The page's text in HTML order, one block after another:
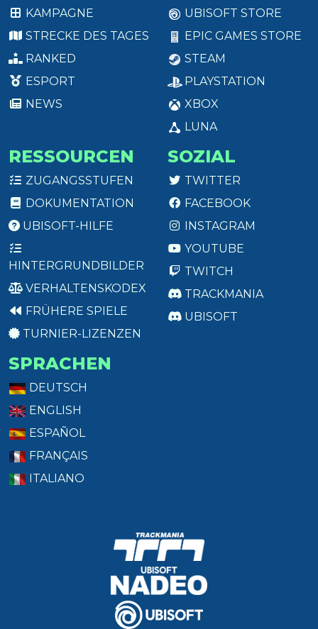
KAMPAGNE
STRECKE DES TAGES
RANKED
ESPORT
NEWS
UBISOFT STORE
EPIC GAMES STORE
STEAM
PLAYSTATION
XBOX
LUNA
RESSOURCEN
ZUGANGSSTUFEN
DOKUMENTATION
UBISOFT-HILFE
HINTERGRUNDBILDER
VERHALTENSKODEX
FRÜHERE SPIELE
TURNIER-LIZENZEN
SOZIAL
TWITTER
FACEBOOK
INSTAGRAM
YOUTUBE
TWITCH
TRACKMANIA
UBISOFT
SPRACHEN
DEUTSCH
ENGLISH
ESPAÑOL
FRANÇAIS
ITALIANO